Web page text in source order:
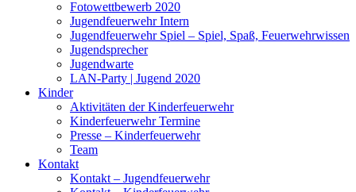
Fotowettbewerb 2020
Jugendfeuerwehr Intern
Jugendfeuerwehr Spiel – Spiel, Spaß, Feuerwehrwissen
Jugendsprecher
Jugendwarte
LAN-Party | Jugend 2020
Kinder
Aktivitäten der Kinderfeuerwehr
Kinderfeuerwehr Termine
Presse – Kinderfeuerwehr
Team
Kontakt
Kontakt – Jugendfeuerwehr